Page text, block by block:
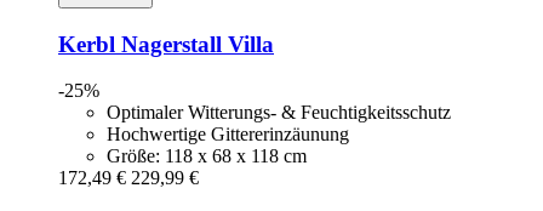
Kerbl Nagerstall Villa
-25%
Optimaler Witterungs- & Feuchtigkeitsschutz
Hochwertige Gittererinzäunung
Größe: 118 x 68 x 118 cm
172,49 € 229,99 €